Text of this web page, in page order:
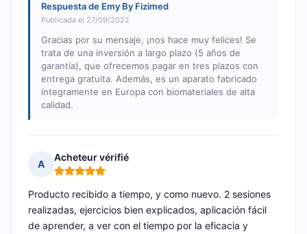
Respuesta de Emy By Fizimed
Publicada el 27/09/2022
Gracias por su mensaje, ¡nos hace muy felices! Se
trata de una inversión a largo plazo (5 años de
garantía), que ofrecemos pagar en tres plazos con
entrega gratuita. Además, es un aparato fabricado
íntegramente en Europa con biomateriales de alta
calidad.
A
Acheteur vérifié
Nota: 5 de 5
Producto recibido a tiempo, y como nuevo. 2 sesiones
realizadas, ejercicios bien explicados, aplicación fácil
de aprender, a ver con el tiempo por la eficacia y